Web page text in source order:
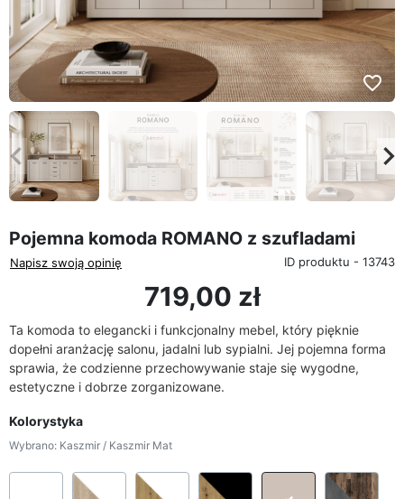
favorite_border
Poprzedni
Pojemna komoda ROMANO z szufladami
Napisz swoją opinię ID produktu - 13743
719,00 zł
Ta komoda to elegancki i funkcjonalny mebel, który pięknie
dopełni aranżację salonu, jadalni lub sypialni. Jej pojemna forma
sprawia, że codzienne przechowywanie staje się wygodne,
estetyczne i dobrze zorganizowane.
Kolorystyka
Wybrano: Kaszmir / Kaszmir Mat
Biały Dąb sonoma / białyDąb artisan / biały mat
Dąb artisan / czarny
Kaszmir /